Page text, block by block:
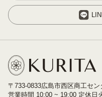
〒733-0833広島市西区商工セン
営業時間 10:00 ~ 19:00 定休日